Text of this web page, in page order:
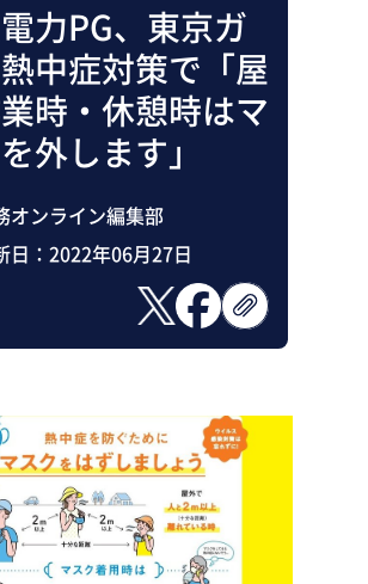
力PG、東京ガ
中症対策で「屋
時・休憩時はマ
外します」
オンライン編集部
日： 2022年06月27日